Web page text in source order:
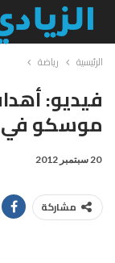
الرئيسية رياضة
فيديو:
موسكو في
20 سبتمبر 2012
مشاركة